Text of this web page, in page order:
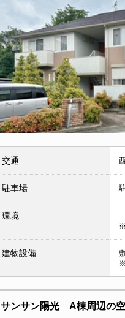
交通
駐車場
環境
--
※
建物設備
※
サンサン陽光 A棟周辺の